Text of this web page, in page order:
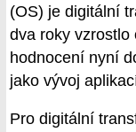
(OS) je digitální
dva roky vzrostlo
hodnocení nyní
jako vývoj
Pro digitální